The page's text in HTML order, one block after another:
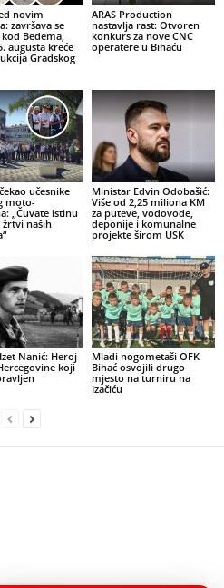
novim
završava se
Bedema,
augusta kreće
Gradskog
ARAS Production
nastavlja rast: Otvoren
konkurs za nove CNC
operatere u Bihaću
učesnike
moto-
„Čuvate istinu
naših
Ministar Edvin Odobašić:
Više od 2,25 miliona KM
za puteve, vodovode,
deponije i komunalne
projekte širom USK
Nanić: Heroj
koji
Mladi nogometaši OFK
Bihać osvojili drugo
mjesto na turniru na
Izačiću